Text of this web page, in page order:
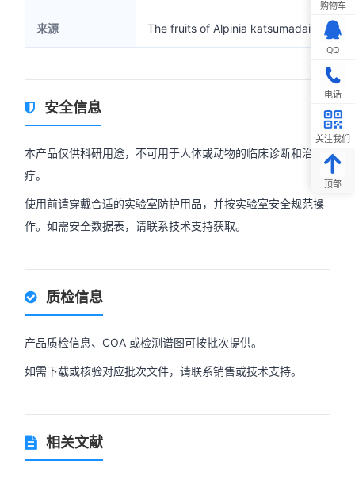
来源 The fruits of Alpinia katsumadai
安全信息
本产品仅供科研用途，不可用于人体或动物的临床诊断和治
疗。
使用前请穿戴合适的实验室防护用品，并按实验室安全规范操
作。如需安全数据表，请联系技术支持获取。
质检信息
产品质检信息、COA 或检测谱图可按批次提供。
如需下载或核验对应批次文件，请联系销售或技术支持。
相关文献
购物车
QQ
电话
关注我们
顶部